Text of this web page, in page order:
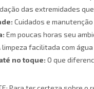
das extremidades
Cuidados e
Em poucas horas seu
limpeza facilitada com
no toque: O que